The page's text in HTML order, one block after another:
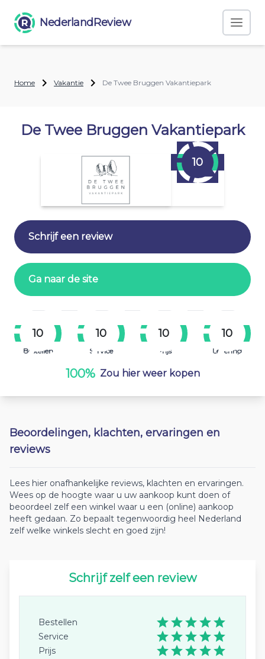
NederlandReview
Home Vakantie De Twee Bruggen Vakantiepark
De Twee Bruggen Vakantiepark
10
Schrijf een review
Ga naar de site
10
Bestellen
10
Service
10
Prijs
10
Levering
100% Zou hier weer kopen
Beoordelingen, klachten, ervaringen en
reviews
Lees hier onafhankelijke reviews, klachten en ervaringen.
Wees op de hoogte waar u uw aankoop kunt doen of
beoordeel zelf een winkel waar u een (online) aankoop
heeft gedaan. Zo bepaalt tegenwoordig heel Nederland
zelf welke winkels slecht en goed zijn!
Schrijf zelf een review
Bestellen
Service
Prijs